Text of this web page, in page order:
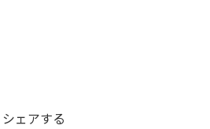
シェアする